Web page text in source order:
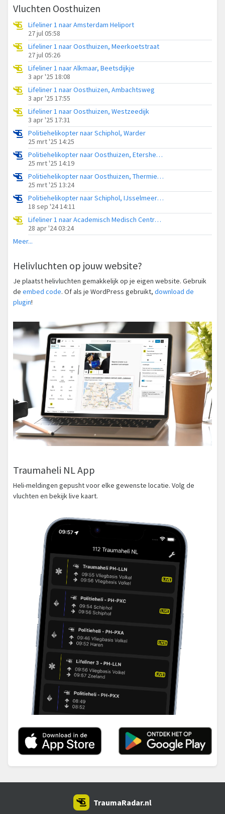
Vluchten Oosthuizen
Lifeliner 1 naar Amsterdam Heliport
27 jul 05:58
Lifeliner 1 naar Oosthuizen, Meerkoetstraat
27 jul 05:26
Lifeliner 1 naar Alkmaar, Beetsdijkje
3 apr '25 18:08
Lifeliner 1 naar Oosthuizen, Ambachtsweg
3 apr '25 17:55
Lifeliner 1 naar Oosthuizen, Westzeedijk
3 apr '25 17:31
Politiehelikopter naar Schiphol, Warder
25 mrt '25 14:25
Politiehelikopter naar Oosthuizen, Etersheimerdwarsweg
25 mrt '25 14:19
Politiehelikopter naar Oosthuizen, Thermiekstraat
25 mrt '25 13:24
Politiehelikopter naar Schiphol, IJsselmeerdijk
18 sep '24 14:11
Lifeliner 1 naar Academisch Medisch Centrum (AMC), Plevierstraat
28 apr '24 03:24
Meer...
Helivluchten op jouw website?
Je plaatst helivluchten gemakkelijk op je eigen website. Gebruik
de embed code. Of als je WordPress gebruikt, download de
plugin!
Traumaheli NL App
Heli-meldingen gepusht voor elke gewenste locatie. Volg de
vluchten en bekijk live kaart.
TraumaRadar.nl